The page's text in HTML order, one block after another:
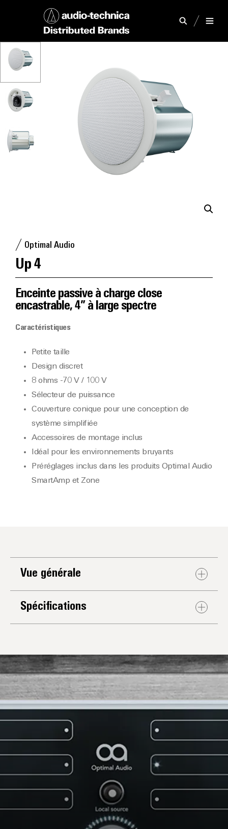
Optimal Audio
Up 4
Enceinte passive à charge close
encastrable, 4” à large spectre
Caractéristiques
Petite taille
Design discret
8 ohms -70 V / 100 V
Sélecteur de puissance
Couverture conique pour une conception de
système simplifiée
Accessoires de montage inclus
Idéal pour les environnements bruyants
Préréglages inclus dans les produits Optimal Audio
SmartAmp et Zone
Vue générale
Spécifications